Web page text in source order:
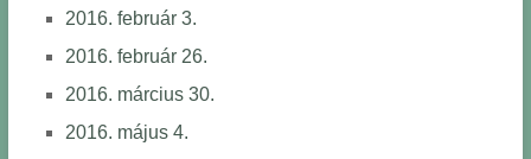
2016. február 3.
2016. február 26.
2016. március 30.
2016. május 4.